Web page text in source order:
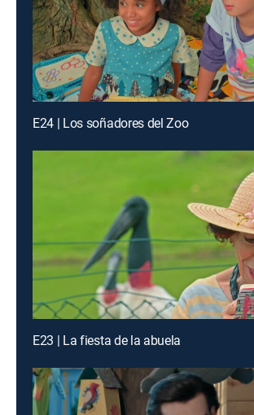
E24 | Los soñadores del Zoo
E23 | La fiesta de la abuela